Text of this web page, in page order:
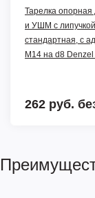
Тарелка опорная
и УШМ с
стандартная, с
М14 на d8
262 руб.